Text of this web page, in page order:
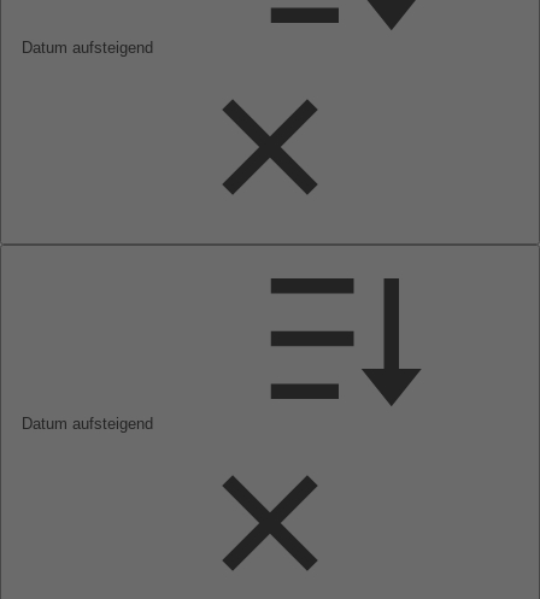
Datum aufsteigend
Datum aufsteigend